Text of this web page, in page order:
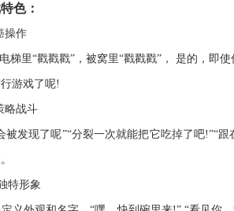
色：
操作
梯里“戳戳戳”，被窝里“戳戳戳”， 是的，即
游戏了呢!
略战斗
被发现了呢”“分裂一次就能把它吃掉了吧!”“
特形象